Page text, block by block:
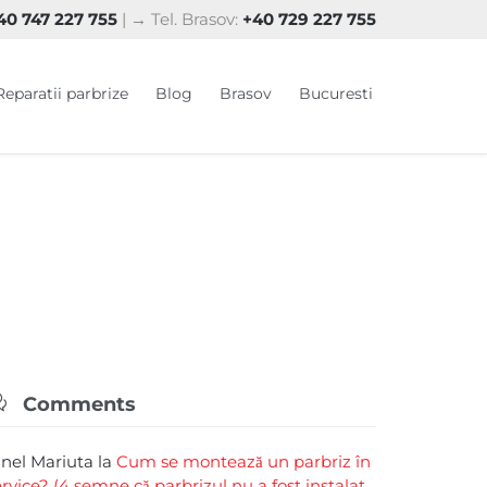
747 227 755 | → Tel. Brasov: +40 729 227 755
parbrize Blog Brasov Bucuresti
Comments
Mariuta la Cum se montează un parbriz în